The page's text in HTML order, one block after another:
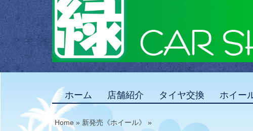
ホーム 店舗紹介 タイヤ交換 ホイー
Home » 新発売《ホイール》 »